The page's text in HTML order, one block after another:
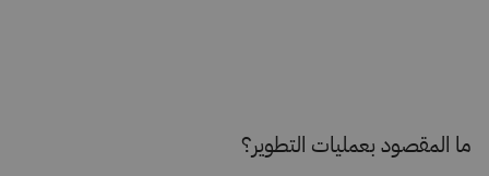
ما المقصود بعمليات التطوير؟